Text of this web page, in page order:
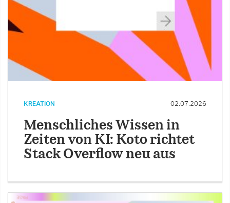
KREATION 02.07.2026
Menschliches Wissen in
Zeiten von KI: Koto richtet
Stack Overflow neu aus